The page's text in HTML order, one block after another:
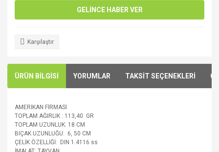
GELİNCE HABER VER
Karşılaştır
ÜRÜN BİLGİSİ YORUMLAR TAKSİT SEÇENEKLERİ
AMERİKAN FİRMASI
TOPLAM AĞIRLIK : 113,40 GR
TOPLAM UZUNLUK: 18 CM
BIÇAK UZUNLUĞU: 6, 50 CM
ÇELİK ÖZELLİĞİ: DIN 1.4116 ss